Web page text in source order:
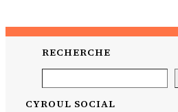
RECHERCHE
CYROUL SOCIAL